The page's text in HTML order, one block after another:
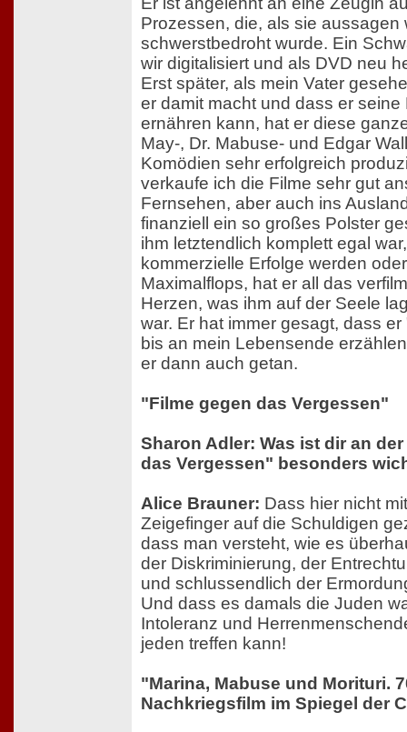
Prozessen, die, als sie aussagen
schwerstbedroht wurde. Ein
wir digitalisiert und als DVD neu
Erst später, als mein Vater
er damit macht und dass er seine
ernähren kann, hat er diese
May-, Dr. Mabuse- und Edgar
Komödien sehr erfolgreich
verkaufe ich die Filme sehr gut
Fernsehen, aber auch ins
finanziell ein so großes Polster
ihm letztendlich komplett egal
kommerzielle Erfolge werden
Maximalflops, hat er all das
Herzen, was ihm auf der Seele
war. Er hat immer gesagt, dass
bis an mein Lebensende
er dann auch getan.
"Filme gegen das Vergessen"
Sharon Adler: Was ist dir an
das Vergessen" besonders
Alice Brauner: Dass hier nicht
Zeigefinger auf die Schuldigen
dass man versteht, wie es
der Diskriminierung, der
und schlussendlich der
Und dass es damals die Juden
Intoleranz und
jeden treffen kann!
"Marina, Mabuse und Morituri.
Nachkriegsfilm im Spiegel der